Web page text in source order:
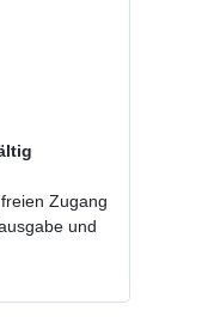
Zugang
und